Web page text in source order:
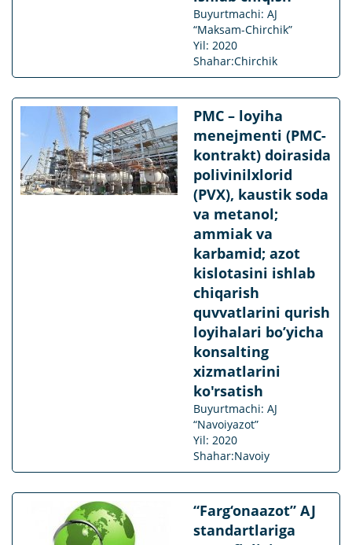
Buyurtmachi: AJ
“Maksam-Chirchik”
Yil: 2020
Shahar:Chirchik
PMC – loyiha
menejmenti (PMC-
kontrakt) doirasida
polivinilxlorid
(PVX), kaustik soda
va metanol;
ammiak va
karbamid; azot
kislotasini ishlab
chiqarish
quvvatlarini qurish
loyihalari bo’yicha
konsalting
xizmatlarini
ko'rsatish
Buyurtmachi: AJ
“Navoiyazot”
Yil: 2020
Shahar:Navoiy
“Farg‘onaazot” AJ
standartlariga